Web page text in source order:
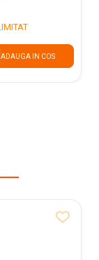
ADAUGA IN COS